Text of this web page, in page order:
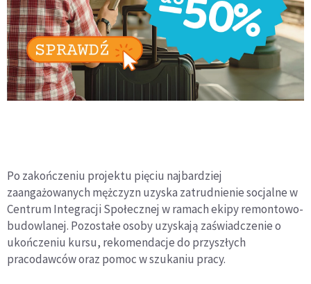
Po zakończeniu projektu pięciu najbardziej
zaangażowanych mężczyzn uzyska zatrudnienie socjalne w
Centrum Integracji Społecznej w ramach ekipy remontowo-
budowlanej. Pozostałe osoby uzyskają zaświadczenie o
ukończeniu kursu, rekomendacje do przyszłych
pracodawców oraz pomoc w szukaniu pracy.